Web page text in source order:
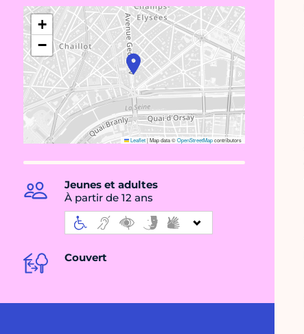
+
−
Leaflet|Map data ©OpenStreetMapcontributors
Jeunes et adultes
À partir de 12 ans
Couvert